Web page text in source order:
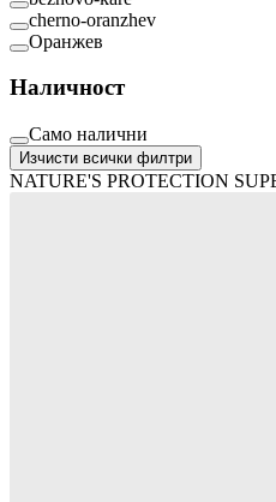
cherno-oranzhev
Оранжев
Наличност
Само налични
Изчисти всички филтри
NATURE'S PROTECTION